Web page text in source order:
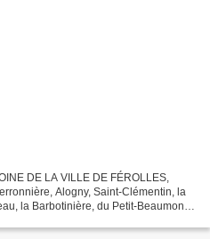
DE LA VILLE DE FÉROLLES,
Alogny, Saint-Clémentin, la
la Barbotinière, du Petit-Beaumont,